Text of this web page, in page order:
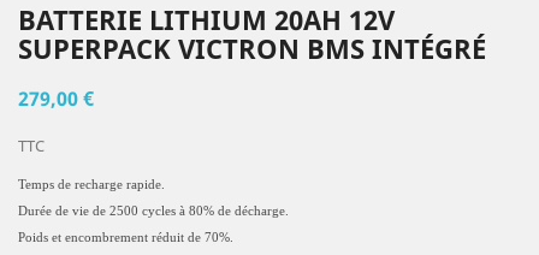
BATTERIE LITHIUM 20AH 12V
SUPERPACK VICTRON BMS INTÉGRÉ
279,00 €
TTC
Temps de recharge rapide.
Durée de vie de 2500 cycles à 80% de décharge.
Poids et encombrement réduit de 70%.